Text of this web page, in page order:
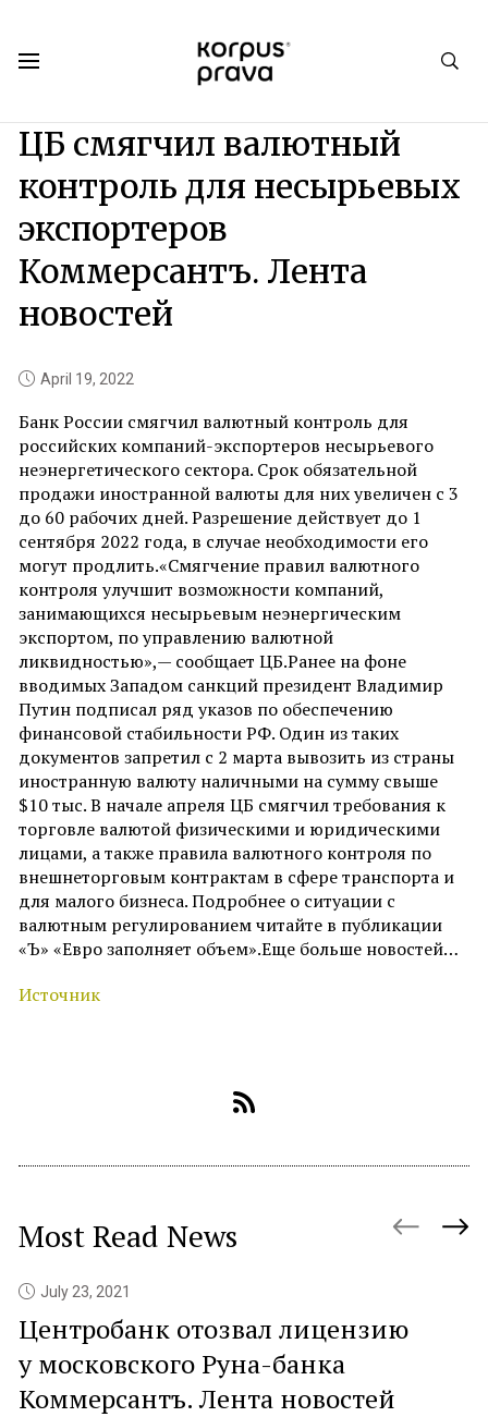
ЦБ смягчил валютный
контроль для несырьевых
экспортеров
Коммерсантъ. Лента
новостей
April 19, 2022
Банк России смягчил валютный контроль для
российских компаний-экспортеров несырьевого
неэнергетического сектора. Срок обязательной
продажи иностранной валюты для них увеличен с 3
до 60 рабочих дней. Разрешение действует до 1
сентября 2022 года, в случае необходимости его
могут продлить.«Смягчение правил валютного
контроля улучшит возможности компаний,
занимающихся несырьевым неэнергическим
экспортом, по управлению валютной
ликвидностью»,— сообщает ЦБ.Ранее на фоне
вводимых Западом санкций президент Владимир
Путин подписал ряд указов по обеспечению
финансовой стабильности РФ. Один из таких
документов запретил с 2 марта вывозить из страны
иностранную валюту наличными на сумму свыше
$10 тыс. В начале апреля ЦБ смягчил требования к
торговле валютой физическими и юридическими
лицами, а также правила валютного контроля по
внешнеторговым контрактам в сфере транспорта и
для малого бизнеса. Подробнее о ситуации с
валютным регулированием читайте в публикации
«Ъ» «Евро заполняет объем».Еще больше новостей…
Источник
Most Read News
July 23, 2021
Центробанк отозвал лицензию
у московского Руна-банка
Коммерсантъ. Лента новостей